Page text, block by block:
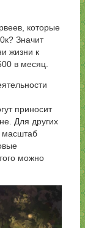
которые
Значит
жизни к
в месяц.
приносит
Для других
масштаб
можно